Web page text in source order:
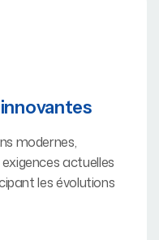
modernes,
actuelles
les évolutions